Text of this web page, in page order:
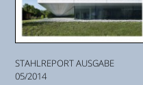
STAHLREPORT AUSGABE
05/2014